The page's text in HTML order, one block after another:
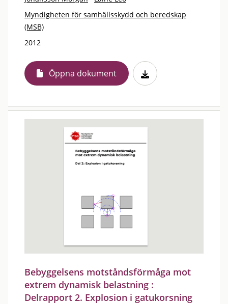
Myndigheten för samhällsskydd och beredskap
(MSB)
2012
Öppna dokument
Bebyggelsens motståndsförmåga mot
extrem dynamisk belastning :
Delrapport 2. Explosion i gatukorsning